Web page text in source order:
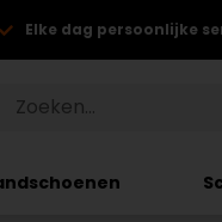
Elke dag persoonlijke